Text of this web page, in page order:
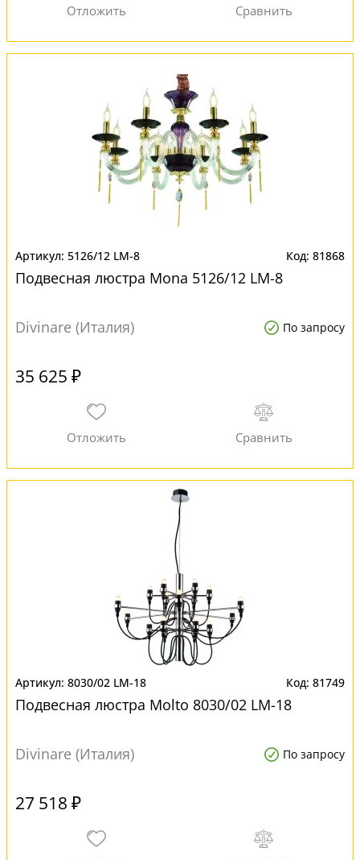
5126/12 LM-8 81868
Подвесная люстра Mona 5126/12 LM-8
Divinare (Италия) По запросу
35 625 ₽
8030/02 LM-18 81749
Подвесная люстра Molto 8030/02 LM-18
Divinare (Италия) По запросу
27 518 ₽